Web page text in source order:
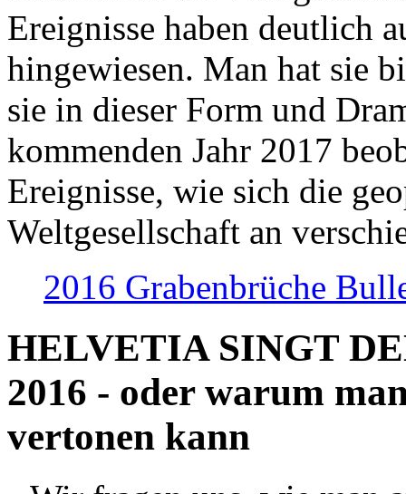
Ereignisse haben deutlich
hingewiesen. Man hat sie
sie in dieser Form und
kommenden Jahr 2017
Ereignisse, wie sich die
Weltgesellschaft an
2016 Grabenbrüche
HELVETIA SINGT
2016 - oder warum
vertonen kann